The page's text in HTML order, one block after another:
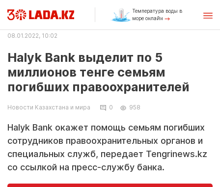
Температура воды в
море онлайн
08.01.2022, 10:02
Halyk Bank выделит по 5
миллионов тенге семьям
погибших правоохранителей
Новости Казахстана и мира 0 958
Halyk Bank окажет помощь семьям погибших
сотрудников правоохранительных органов и
специальных служб, передает Tengrinews.kz
со ссылкой на пресс-службу банка.